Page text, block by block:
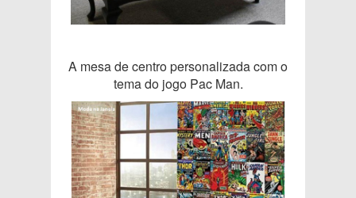
A mesa de centro personalizada com o
tema do jogo Pac Man.